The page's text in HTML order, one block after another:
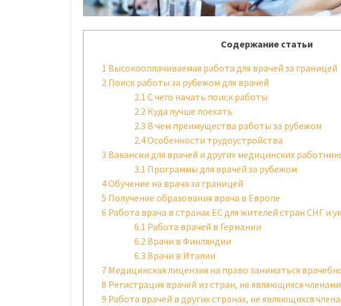
Содержание статьи
1 Высокооплачиваемая работа для врачей за границей
2 Поиск работы за рубежом для врачей
2.1 С чего начать поиск работы
2.2 Куда лучше поехать
2.3 В чем преимущества работы за рубежом
2.4Особенности трудоустройства
3 Вакансии для врачей и других медицинских
3.1 Программы для врачей за рубежом
4Обучение на врача за границей
5 Получение образования врача в Европе
6 Работа врача в странах ЕС для жителей стран СНГ и
6.1 Работа врачей в Германии
6.2 Врачи в Финляндии
6.3 Врачи в Италии
7 Медицинская лицензия на право заниматься
8 Регистрация врачей из стран, не являющихся
9 Работа врачей в других странах, не являющихся